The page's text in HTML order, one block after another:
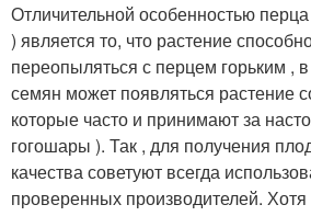
Отличительной особенностью
) является то, что растение
переопыляться с перцем горьким , в
семян может появляться растение
которые часто и принимают за
гогошары ). Так , для получения
качества советуют всегда
проверенных производителей. Хотя